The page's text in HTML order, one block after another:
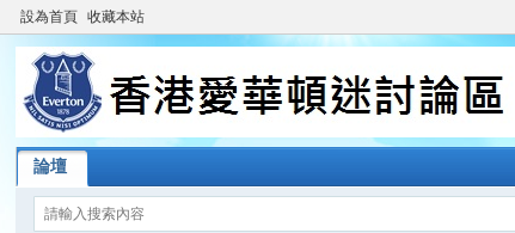
設為首頁 收藏本站
論壇